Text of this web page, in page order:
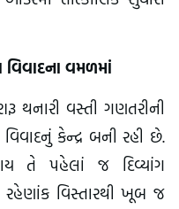
વિવાદના વમળમાં
થનારી વસ્તી ગણતરીની
વિવાદનું કેન્દ્ર બની રહી છે.
તે પહેલાં જ દિવ્યાંગ
વિસ્તારથી ખૂબ જ